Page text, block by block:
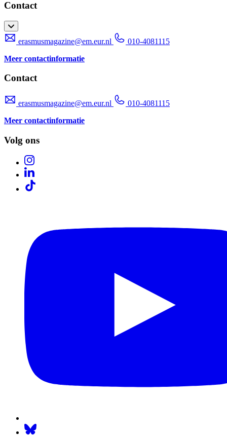
Contact
erasmusmagazine@em.eur.nl
010-4081115
Meer contactinformatie
Contact
erasmusmagazine@em.eur.nl
010-4081115
Meer contactinformatie
Volg ons